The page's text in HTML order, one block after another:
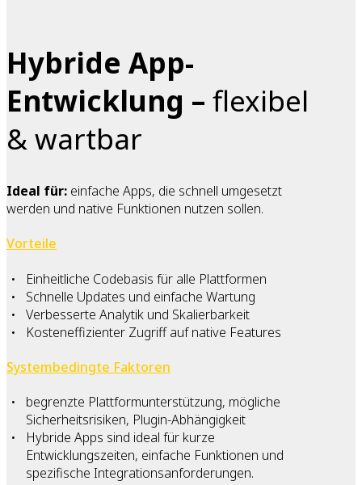
Hybride App-
Entwicklung – flexibel
& wartbar
Ideal für: einfache Apps, die schnell umgesetzt
werden und native Funktionen nutzen sollen.
Vorteile
Einheitliche Codebasis für alle Plattformen
Schnelle Updates und einfache Wartung
Verbesserte Analytik und Skalierbarkeit
Kosteneffizienter Zugriff auf native Features
Systembedingte Faktoren
begrenzte Plattformunterstützung, mögliche
Sicherheitsrisiken, Plugin-Abhängigkeit
Hybride Apps sind ideal für kurze
Entwicklungszeiten, einfache Funktionen und
spezifische Integrationsanforderungen.